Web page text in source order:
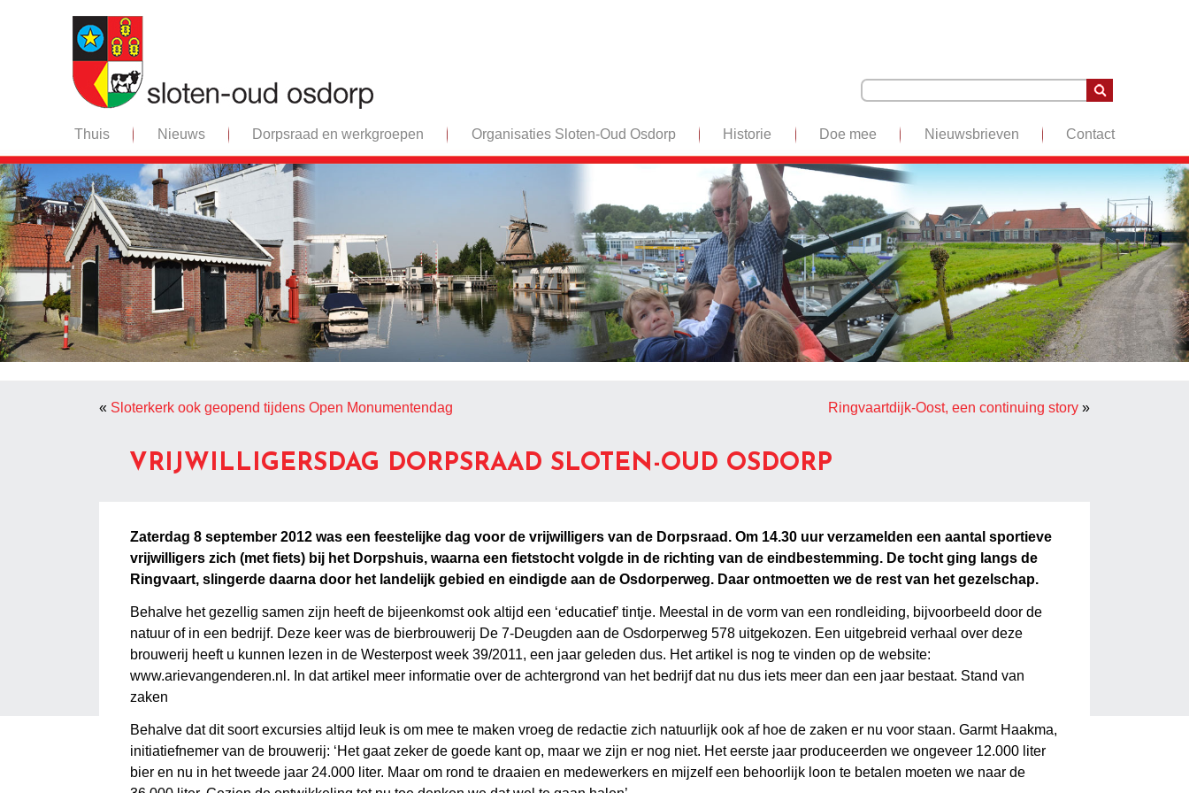
Thuis Nieuws Dorpsraad en werkgroepen Organisaties Sloten-Oud Osdorp Historie Doe mee Nieuwsbrieven Contact
« Sloterkerk ook geopend tijdens Open Monumentendag Ringvaartdijk-Oost, een continuing story »
VRIJWILLIGERSDAG DORPSRAAD SLOTEN-OUD OSDORP
Zaterdag 8 september 2012 was een feestelijke dag voor de vrijwilligers van de Dorpsraad. Om 14.30 uur verzamelden een aantal sportieve
vrijwilligers zich (met fiets) bij het Dorpshuis, waarna een fietstocht volgde in de richting van de eindbestemming. De tocht ging langs de
Ringvaart, slingerde daarna door het landelijk gebied en eindigde aan de Osdorperweg. Daar ontmoetten we de rest van het gezelschap.
Behalve het gezellig samen zijn heeft de bijeenkomst ook altijd een ‘educatief’ tintje. Meestal in de vorm van een rondleiding, bijvoorbeeld door de
natuur of in een bedrijf. Deze keer was de bierbrouwerij De 7-Deugden aan de Osdorperweg 578 uitgekozen. Een uitgebreid verhaal over deze
brouwerij heeft u kunnen lezen in de Westerpost week 39/2011, een jaar geleden dus. Het artikel is nog te vinden op de website:
www.arievangenderen.nl. In dat artikel meer informatie over de achtergrond van het bedrijf dat nu dus iets meer dan een jaar bestaat. Stand van
zaken
Behalve dat dit soort excursies altijd leuk is om mee te maken vroeg de redactie zich natuurlijk ook af hoe de zaken er nu voor staan. Garmt Haakma,
initiatiefnemer van de brouwerij: ‘Het gaat zeker de goede kant op, maar we zijn er nog niet. Het eerste jaar produceerden we ongeveer 12.000 liter
bier en nu in het tweede jaar 24.000 liter. Maar om rond te draaien en medewerkers en mijzelf een behoorlijk loon te betalen moeten we naar de